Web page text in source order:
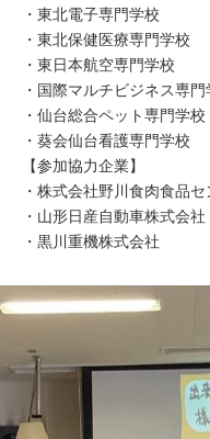
・東北電子専門学校
・東北保健医療専門学校
・東日本航空専門学校
・国際マルチビジネス専門
・仙台総合ペット専門学校
・葵会仙台看護専門学校
【参加協力企業】
・株式会社野川食肉食品セ
・山形日産自動車株式会
・黒川重機株式会社